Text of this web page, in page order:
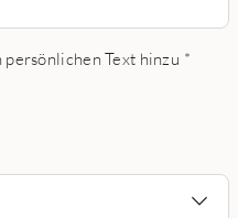
persönlichen Text hinzu *